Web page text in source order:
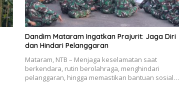
Dandim Mataram Ingatkan Prajurit: Jaga Diri
dan Hindari Pelanggaran
Mataram, NTB – Menjaga keselamatan saat
berkendara, rutin berolahraga, menghindari
pelanggaran, hingga memastikan bantuan sosial…